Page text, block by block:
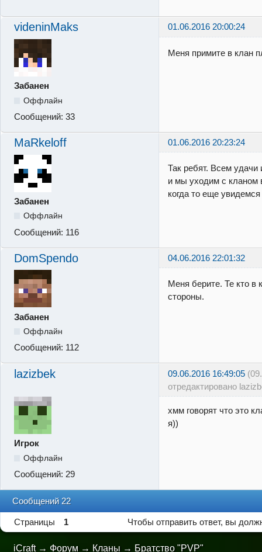
videninMaks 01.06.2016 20:00:24
Забанен
Оффлайн
Сообщений: 33
Меня примите в клан
MaRkeloff 01.06.2016 20:23:24
Забанен
Оффлайн
Сообщений: 116
Так ребят. Всем удачи
и мы уходим с кланом
когда то еще
DomSpendo 04.06.2016 22:01:32
Забанен
Оффлайн
Сообщений: 112
Меня берите. Те кто в
стороны.
lazizbek 09.06.2016 16:49:05
отредактировано
Игрок
Оффлайн
Сообщений: 29
хмм говорят что это
я))
Сообщений 22
Страницы 1 Чтобы отправить ответ, вы
iCraft → Форум → Кланы → Братство "PVP"